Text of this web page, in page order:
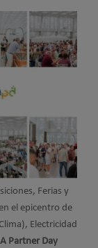
Ferias y
el epicentro de
Electricidad
Partner Day